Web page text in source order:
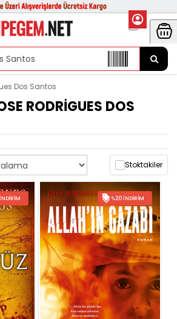
Dos Santos
RODRIGUES DOS
Stoktakiler
%20 İNDIRIM